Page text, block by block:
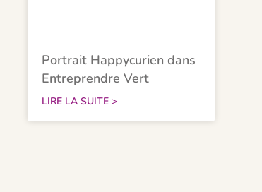
Portrait Happycurien dans
Entreprendre Vert
LIRE LA SUITE >